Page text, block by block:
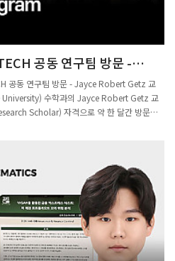
공동 연구팀 방문 -
공동 연구팀 방문 - Jayce Robert Getz 교
University) 수학과의 Jayce Robert Getz 교
Scholar) 자격으로 약 한 달간 방문하
연구 훈련 지원금과 포스텍의 지원을 함께 받
(triple product L-functions)의 해석적 성질
(exotic Fourier transforms)을 구성하는 것을
적 성질을 증명하고, 자기동형 텐서곱
하는 것을 최종 목표로 삼고 있으며, 라마누
을 포함한 여러 분야에 응용될 수
택, 허담이 Getz 교수와 함께 연구에 참여하